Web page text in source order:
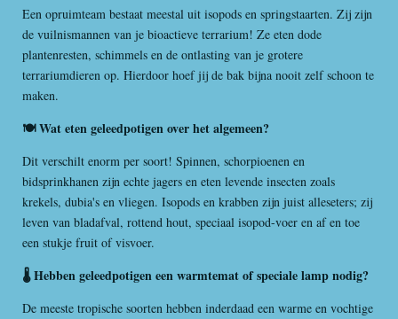
Een opruimteam bestaat meestal uit isopods en springstaarten. Zij zijn
de vuilnismannen van je bioactieve terrarium! Ze eten dode
plantenresten, schimmels en de ontlasting van je grotere
terrariumdieren op. Hierdoor hoef jij de bak bijna nooit zelf schoon te
maken.
🍽️ Wat eten geleedpotigen over het algemeen?
Dit verschilt enorm per soort! Spinnen, schorpioenen en
bidsprinkhanen zijn echte jagers en eten levende insecten zoals
krekels, dubia's en vliegen. Isopods en krabben zijn juist alleseters; zij
leven van bladafval, rottend hout, speciaal isopod-voer en af en toe
een stukje fruit of visvoer.
🌡️ Hebben geleedpotigen een warmtemat of speciale lamp nodig?
De meeste tropische soorten hebben inderdaad een warme en vochtige